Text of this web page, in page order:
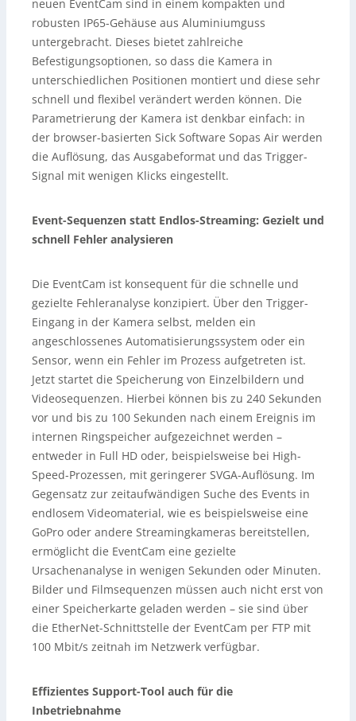
neuen EventCam sind in einem kompakten und
robusten IP65-Gehäuse aus Aluminiumguss
untergebracht. Dieses bietet zahlreiche
Befestigungsoptionen, so dass die Kamera in
unterschiedlichen Positionen montiert und diese sehr
schnell und flexibel verändert werden können. Die
Parametrierung der Kamera ist denkbar einfach: in
der browser-basierten Sick Software Sopas Air werden
die Auflösung, das Ausgabeformat und das Trigger-
Signal mit wenigen Klicks eingestellt.
Event-Sequenzen statt Endlos-Streaming: Gezielt und
schnell Fehler analysieren
Die EventCam ist konsequent für die schnelle und
gezielte Fehleranalyse konzipiert. Über den Trigger-
Eingang in der Kamera selbst, melden ein
angeschlossenes Automatisierungssystem oder ein
Sensor, wenn ein Fehler im Prozess aufgetreten ist.
Jetzt startet die Speicherung von Einzelbildern und
Videosequenzen. Hierbei können bis zu 240 Sekunden
vor und bis zu 100 Sekunden nach einem Ereignis im
internen Ringspeicher aufgezeichnet werden –
entweder in Full HD oder, beispielsweise bei High-
Speed-Prozessen, mit geringerer SVGA-Auflösung. Im
Gegensatz zur zeitaufwändigen Suche des Events in
endlosem Videomaterial, wie es beispielsweise eine
GoPro oder andere Streamingkameras bereitstellen,
ermöglicht die EventCam eine gezielte
Ursachenanalyse in wenigen Sekunden oder Minuten.
Bilder und Filmsequenzen müssen auch nicht erst von
einer Speicherkarte geladen werden – sie sind über
die EtherNet-Schnittstelle der EventCam per FTP mit
100 Mbit/s zeitnah im Netzwerk verfügbar.
Effizientes Support-Tool auch für die
Inbetriebnahme